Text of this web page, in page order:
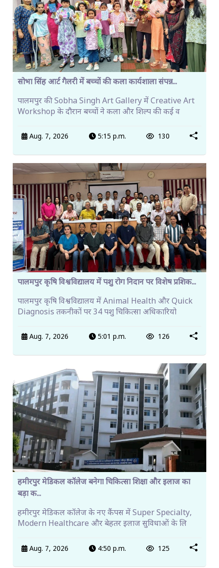
सोभा सिंह आर्ट गैलरी में बच्चों की कला कार्यशाला संपन्न...
पालमपुर की Sobha Singh Art Gallery में Creative Art
Workshop के दौरान बच्चों ने कला और शिल्प की कई व
Aug. 7, 2026 5:15 p.m. 130
पालमपुर कृषि विश्वविद्यालय में पशु रोग निदान पर विशेष प्रशिक...
पालमपुर कृषि विश्वविद्यालय में Animal Health और Quick
Diagnosis तकनीकों पर 34 पशु चिकित्सा अधिकारियो
Aug. 7, 2026 5:01 p.m. 126
हमीरपुर मेडिकल कॉलेज बनेगा चिकित्सा शिक्षा और इलाज का
बड़ा क...
हमीरपुर मेडिकल कॉलेज के नए कैंपस में Super Specialty,
Modern Healthcare और बेहतर इलाज सुविधाओं के लि
Aug. 7, 2026 4:50 p.m. 125